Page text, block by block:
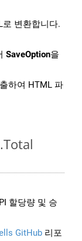
변환합니다.
SaveOption을
하여 HTML 파
할당량 및 승
GitHub 리포